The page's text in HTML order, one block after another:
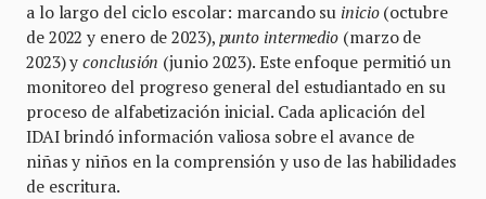
a lo largo del ciclo escolar: marcando su inicio(octubre
de 2022 y enero de 2023), punto intermedio (marzo de
2023) yconclusión (junio 2023). Este enfoque permitió un
monitoreo del progreso general del estudiantado en su
proceso de alfabetización inicial. Cada aplicación del
IDAI brindó información valiosa sobre el avance de
niñas y niños en la comprensión y uso de las habilidades
de escritura.